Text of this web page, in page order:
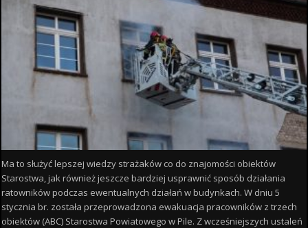
Ma to służyć lepszej wiedzy strażaków co do znajomości obiektów
Starostwa, jak również jeszcze bardziej usprawnić sposób działania
ratowników podczas ewentualnych działań w budynkach. W dniu 5
stycznia br. została przeprowadzona ewakuacja pracowników z trzech
obiektów (ABC) Starostwa Powiatowego w Pile. Z wcześniejszych ustaleń